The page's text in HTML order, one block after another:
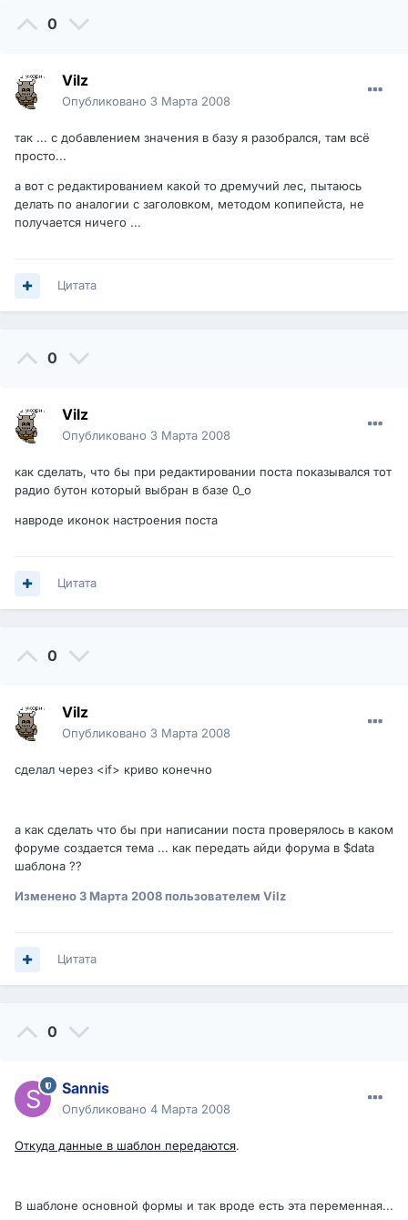
0
Vilz
Опубликовано 3 Марта 2008
так ... с добавлением значения в базу я разобрался, там всё
просто...
а вот с редактированием какой то дремучий лес, пытаюсь
делать по аналогии с заголовком, методом копипейста, не
получается ничего ...
Цитата
0
Vilz
Опубликовано 3 Марта 2008
как сделать, что бы при редактировании поста показывался тот
радио бутон который выбран в базе 0_о
навроде иконок настроения поста
Цитата
0
Vilz
Опубликовано 3 Марта 2008
сделал через <if> криво конечно
а как сделать что бы при написании поста проверялось в каком
форуме создается тема ... как передать айди форума в $data
шаблона ??
Изменено3 Марта 2008пользователем Vilz
Цитата
0
Sannis
Опубликовано 4 Марта 2008
Откуда данные в шаблон передаются.
В шаблоне основной формы и так вроде есть эта переменная...